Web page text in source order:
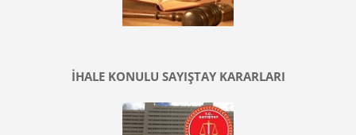
İHALE KONULU SAYIŞTAY KARARLARI